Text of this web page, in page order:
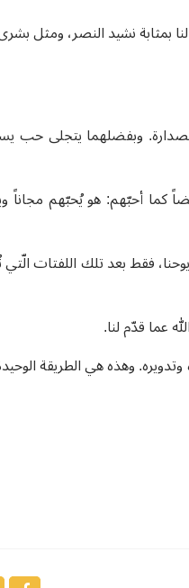
بمثابة نشيد النصر، ومثل
الخيانة في الصدارة. وبفضلهما
أحبّهم: هو يُحبّهم مجاناً
فقط بعد تلك اللفتات
عما قدّم لنا.
وهذه هي الطريقة